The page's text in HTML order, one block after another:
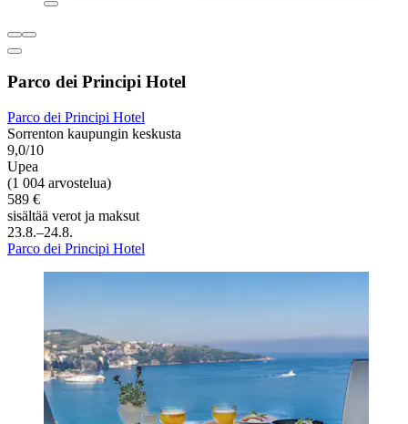
Parco dei Principi Hotel
Parco dei Principi Hotel
Sorrenton kaupungin keskusta
9,0/10
Upea
(1 004 arvostelua)
589 €
sisältää verot ja maksut
23.8.–24.8.
Parco dei Principi Hotel